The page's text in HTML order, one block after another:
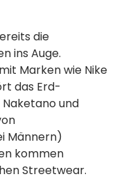
die
ins Auge.
Marken wie Nike
das Erd-
und
Männern)
kommen
Streetwear.